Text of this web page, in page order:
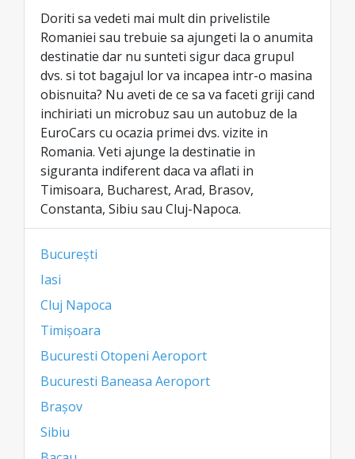
Doriti sa vedeti mai mult din privelistile
Romaniei sau trebuie sa ajungeti la o anumita
destinatie dar nu sunteti sigur daca grupul
dvs. si tot bagajul lor va incapea intr-o masina
obisnuita? Nu aveti de ce sa va faceti griji cand
inchiriati un microbuz sau un autobuz de la
EuroCars cu ocazia primei dvs. vizite in
Romania. Veti ajunge la destinatie in
siguranta indiferent daca va aflati in
Timisoara, Bucharest, Arad, Brasov,
Constanta, Sibiu sau Cluj-Napoca.
București
Iasi
Cluj Napoca
Timișoara
Bucuresti Otopeni Aeroport
Bucuresti Baneasa Aeroport
Brașov
Sibiu